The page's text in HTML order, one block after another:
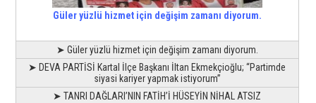
Güler yüzlü hizmet için değişim zamanı diyorum.
➤ Güler yüzlü hizmet için değişim zamanı diyorum.
➤ DEVA PARTİSİ Kartal İlçe Başkanı İltan Ekmekçioğlu; “Partimde
siyasi kariyer yapmak istiyorum”
➤ TANRI DAĞLARI’NIN FATİH’İ HÜSEYİN NİHAL ATSIZ